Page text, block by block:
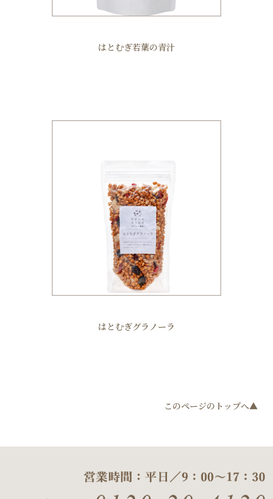
はとむぎ若葉の青汁
はとむぎグラノーラ
このページのトップへ▲